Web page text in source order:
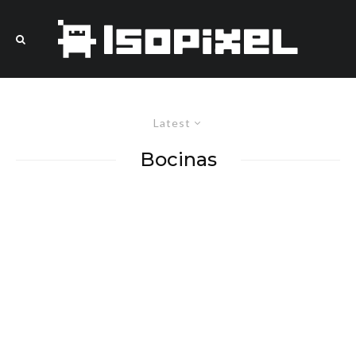
Latest
Bocinas